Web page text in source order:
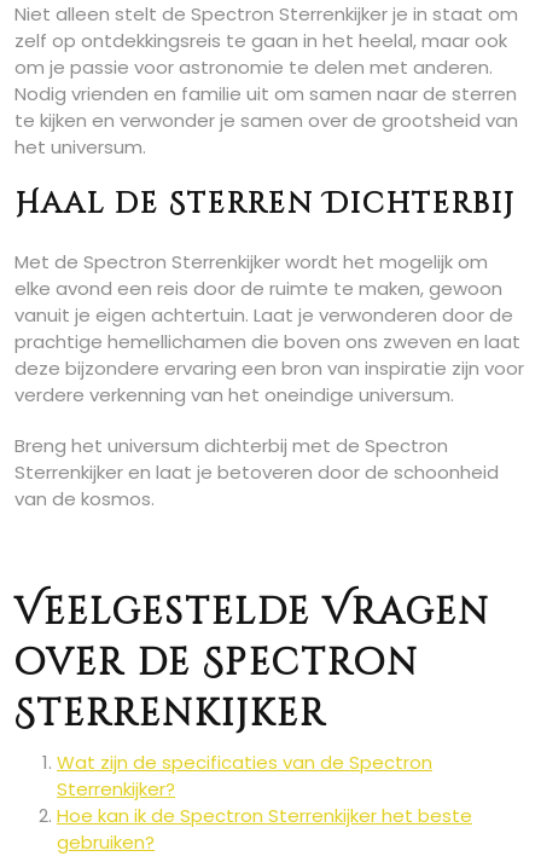
Niet alleen stelt de Spectron Sterrenkijker je in staat om
zelf op ontdekkingsreis te gaan in het heelal, maar ook
om je passie voor astronomie te delen met anderen.
Nodig vrienden en familie uit om samen naar de sterren
te kijken en verwonder je samen over de grootsheid van
het universum.
Haal de Sterren Dichterbij
Met de Spectron Sterrenkijker wordt het mogelijk om
elke avond een reis door de ruimte te maken, gewoon
vanuit je eigen achtertuin. Laat je verwonderen door de
prachtige hemellichamen die boven ons zweven en laat
deze bijzondere ervaring een bron van inspiratie zijn voor
verdere verkenning van het oneindige universum.
Breng het universum dichterbij met de Spectron
Sterrenkijker en laat je betoveren door de schoonheid
van de kosmos.
Veelgestelde Vragen
over de Spectron
Sterrenkijker
Wat zijn de specificaties van de Spectron
Sterrenkijker?
Hoe kan ik de Spectron Sterrenkijker het beste
gebruiken?